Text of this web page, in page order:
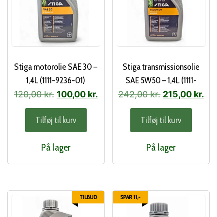
Stiga motorolie SAE 30 –
1,4L (1111-9236-01)
120,00kr. Den
oprindelige
pris
var:
120,00 kr..
100,00 kr.Den
Tilføj til kurv
På lager
Stiga transmissionsolie
SAE 5W50 – 1,4L (1111-
9281-01)
242,00kr. Den
oprindelige
pris
var:
242,00 kr..
215,00 kr.
Tilføj til kurv
På lager
TILBUD SPAR 11,-